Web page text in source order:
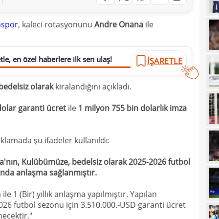
, kaleci rotasyonunu Andre Onana ile
en özel haberlere ilk sen ulaş! İŞARETLE
olarakkiralandığını açıkladı.
garanti ücret ile 1 milyon 755 bin dolarlık imza
şu ifadeler kullanıldı:
Kulübümüze, bedelsiz olarak 2025-2026 futbol
anlaşma sağlanmıştır.
(Bir) yıllık anlaşma yapılmıştır. Yapılan
futbol sezonu için 3.510.000.-USD garanti ücret